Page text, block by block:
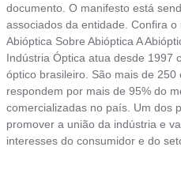
documento. O manifesto está
associados da entidade. Confira
Abióptica Sobre Abióptica A
Indústria Óptica atua desde 1997
óptico brasileiro. São mais de
respondem por mais de 95% do
comercializadas no país. Um dos
promover a união da indústria e
interesses do consumidor e do